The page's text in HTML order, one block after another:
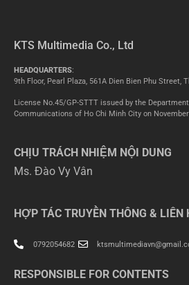
KTS Multimedia Co., Ltd
HEADQUARTERS:
9th Floor, Pearl Plaza, 561A Dien Bien Phu Street,
License No.45/GP-STTT issued by the
Communications of Ho Chi Minh City on
CHỊU TRÁCH NHIỆM NỘI DUNG
Ms. Đào Vy Vân
HỢP TÁC TRUYỀN THÔNG & LIÊN
0792054682
RESPONSIBLE FOR CONTENTS